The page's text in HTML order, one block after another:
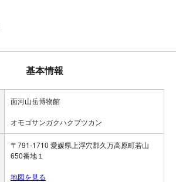
基本情報
面河山岳博物館
オモゴサンガクハクブツカン
〒791-1710 愛媛県上浮穴郡久万高原町若山
650番地１
地図を見る